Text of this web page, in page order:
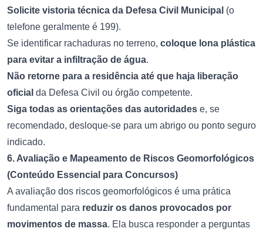
Solicite vistoria técnica da Defesa Civil Municipal (o
telefone geralmente é 199).
Se identificar rachaduras no terreno, coloque lona plástica
para evitar a infiltração de água.
Não retorne para a residência até que haja liberação
oficial da Defesa Civil ou órgão competente.
Siga todas as orientações das autoridades e, se
recomendado, desloque-se para um abrigo ou ponto seguro
indicado.
6. Avaliação e Mapeamento de Riscos Geomorfológicos
(Conteúdo Essencial para Concursos)
A avaliação dos riscos geomorfológicos é uma prática
fundamental para reduzir os danos provocados por
movimentos de massa. Ela busca responder a perguntas